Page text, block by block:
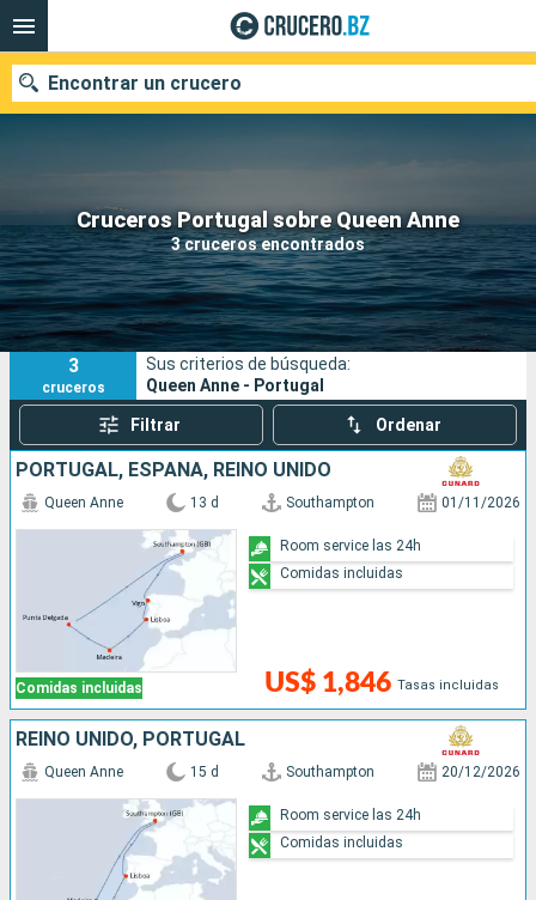
Cruceros Portugal sobre Queen Anne
3 cruceros encontrados
Encontrar un crucero
Nuestros destinos
Fecha de salida
Puertos Compañías
Buscar
3
cruceros
Sus criterios de búsqueda:
Queen Anne - Portugal
Filtrar Ordenar
PORTUGAL, ESPAÑA, REINO UNIDO
Comidas incluidas
Queen Anne 13 d Southampton 01/11/2026
US$ 1,846 Tasas incluidas
Room service las 24h
Comidas incluidas
REINO UNIDO, PORTUGAL
Queen Anne 15 d Southampton 20/12/2026
Room service las 24h
Comidas incluidas